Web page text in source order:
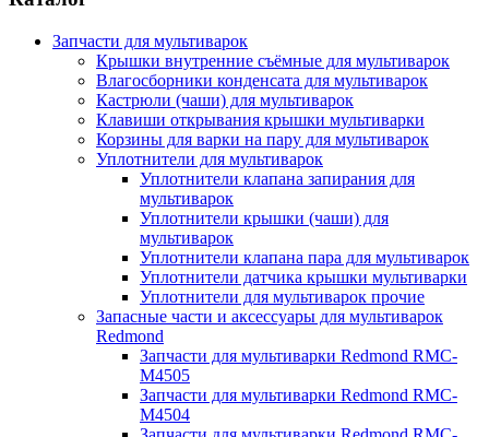
Запчасти для мультиварок
Крышки внутренние съёмные для мультиварок
Влагосборники конденсата для мультиварок
Кастрюли (чаши) для мультиварок
Клавиши открывания крышки мультиварки
Корзины для варки на пару для мультиварок
Уплотнители для мультиварок
Уплотнители клапана запирания для
мультиварок
Уплотнители крышки (чаши) для
мультиварок
Уплотнители клапана пара для мультиварок
Уплотнители датчика крышки мультиварки
Уплотнители для мультиварок прочие
Запасные части и аксессуары для мультиварок
Redmond
Запчасти для мультиварки Redmond RMC-
M4505
Запчасти для мультиварки Redmond RMC-
M4504